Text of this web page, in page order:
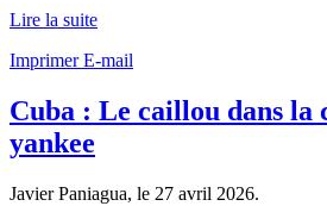
Lire la suite
ImprimerE-mail
Cuba : Le caillou dans la
yankee
Javier Paniagua, le 27 avril 2026.